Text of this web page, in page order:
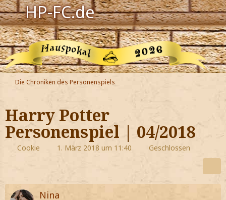
HP-FC.de
Navigation
Harry Potter
Der HP-FC
Hogwarts
Zauberwelt
Willkommen
Jetzt Fanclub-Mitglied werden!
Die Chroniken des Personenspiels
Harry Potter
Personenspiel | 04/2018
Cookie 1. März 2018 um 11:40 Geschlossen
Nina